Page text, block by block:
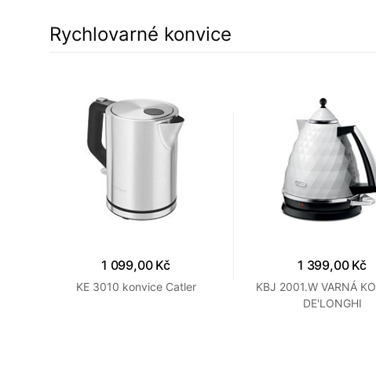
Rychlovarné konvice
1 099,00 Kč
KE 3010 konvice Catler
1 399,00 Kč
KBJ 2001.W VARNÁ
DE'LONGHI